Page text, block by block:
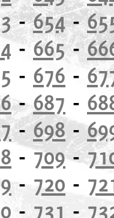
-654-
- 665-
- 676 -
-687 -
-698-
-709-
- 720 -
- 731 -